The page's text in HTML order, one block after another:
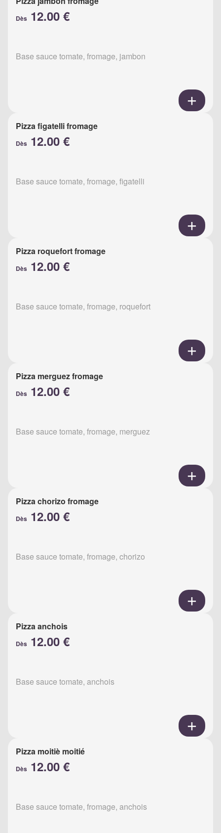
Dès 12.00 €
Base sauce tomate, fromage, jambon
Pizza figatelli fromage
Dès 12.00 €
Base sauce tomate, fromage, figatelli
Pizza roquefort fromage
Dès 12.00 €
Base sauce tomate, fromage, roquefort
Pizza merguez fromage
Dès 12.00 €
Base sauce tomate, fromage, merguez
Pizza chorizo fromage
Dès 12.00 €
Base sauce tomate, fromage, chorizo
Pizza anchois
Dès 12.00 €
Base sauce tomate, anchois
Pizza moitiè moitié
Dès 12.00 €
Base sauce tomate, fromage, anchois